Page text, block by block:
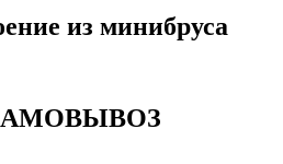
из минибруса